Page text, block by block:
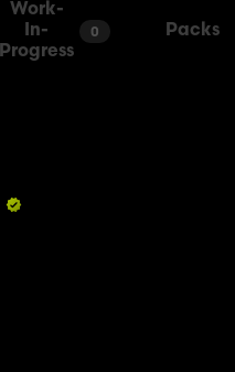
Work-
In-
Progress
0 Packs